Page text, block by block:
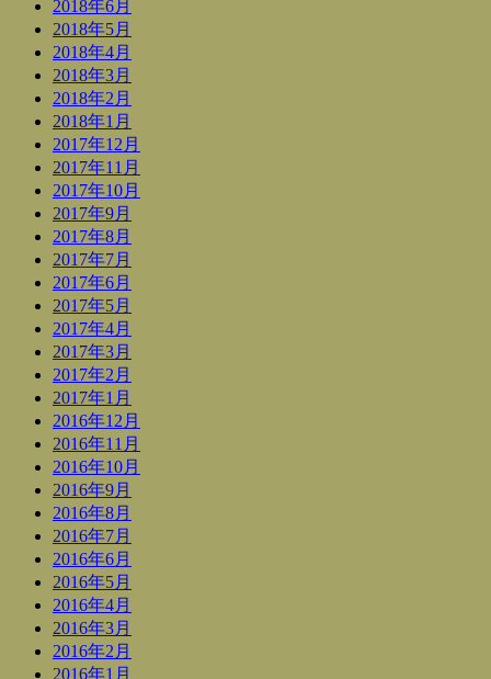
2018年6月
2018年5月
2018年4月
2018年3月
2018年2月
2018年1月
2017年12月
2017年11月
2017年10月
2017年9月
2017年8月
2017年7月
2017年6月
2017年5月
2017年4月
2017年3月
2017年2月
2017年1月
2016年12月
2016年11月
2016年10月
2016年9月
2016年8月
2016年7月
2016年6月
2016年5月
2016年4月
2016年3月
2016年2月
2016年1月